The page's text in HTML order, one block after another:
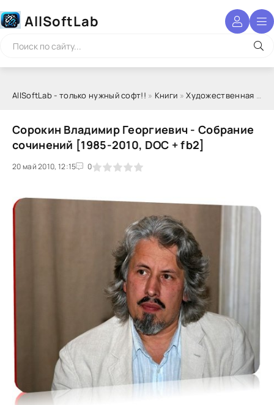
AllSoftLab
AllSoftLab - только нужный софт!! » Книги »Художественная литература
Сорокин Владимир Георгиевич - Собрание
сочинений [1985-2010, DOC + fb2]
20 май 2010, 12:15 0
1 2 3 4 5